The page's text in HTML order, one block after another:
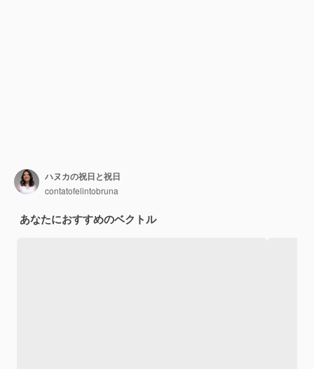
ハヌカの祝日と祝日
contatofelintobruna
あなたにおすすめのベクトル